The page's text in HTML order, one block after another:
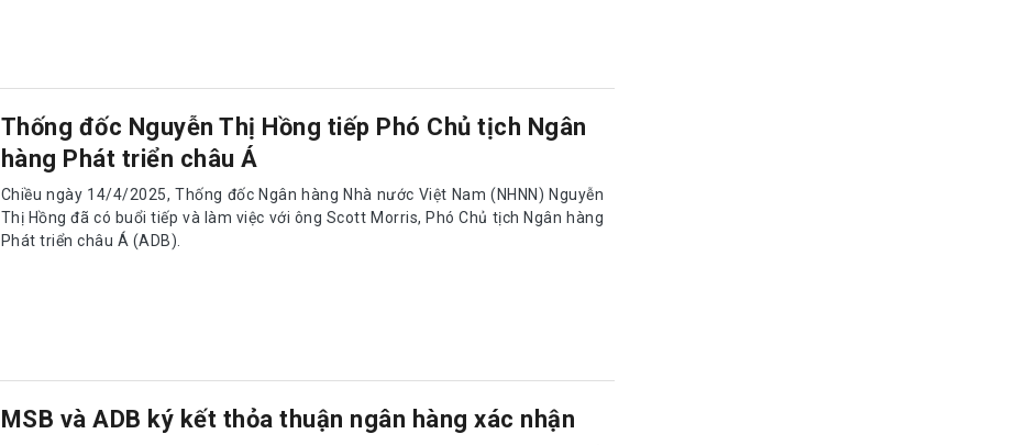
Thống đốc Nguyễn Thị Hồng tiếp Phó Chủ tịch Ngân
hàng Phát triển châu Á
Chiều ngày 14/4/2025, Thống đốc Ngân hàng Nhà nước Việt Nam (NHNN) Nguyễn
Thị Hồng đã có buổi tiếp và làm việc với ông Scott Morris, Phó Chủ tịch Ngân hàng
Phát triển châu Á (ADB).
MSB và ADB ký kết thỏa thuận ngân hàng xác nhận